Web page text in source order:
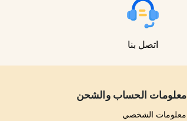
اتصل بنا
معلومات الحساب والشحن
معلومات الشخصي